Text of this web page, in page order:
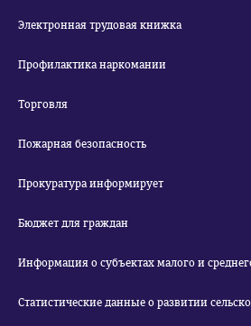
Электронная трудовая книжка
Профилактика наркомании
Торговля
Пожарная безопасность
Прокуратура информирует
Бюджет для граждан
Информация о субъектах малого и
Статистические данные о развитии